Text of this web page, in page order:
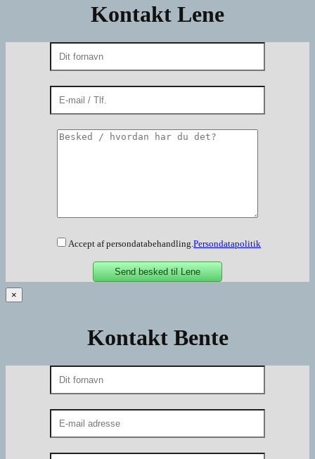
Kontakt Lene
Accept af persondatabehandling.Persondatapolitik
×
Kontakt Bente